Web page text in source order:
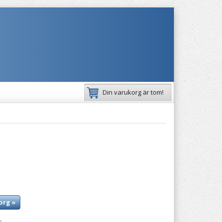
Din varukorg är tom!
»